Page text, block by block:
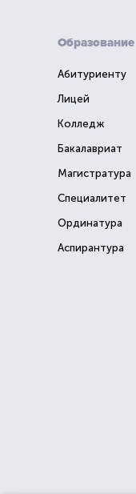
Образование
Абитуриенту
Лицей
Колледж
Бакалавриат
Магистратура
Специалитет
Ординатура
Аспирантура